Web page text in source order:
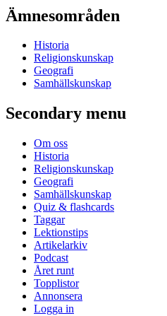
Ämnesområden
Historia
Religionskunskap
Geografi
Samhällskunskap
Secondary menu
Om oss
Historia
Religionskunskap
Geografi
Samhällskunskap
Quiz & flashcards
Taggar
Lektionstips
Artikelarkiv
Podcast
Året runt
Topplistor
Annonsera
Logga in